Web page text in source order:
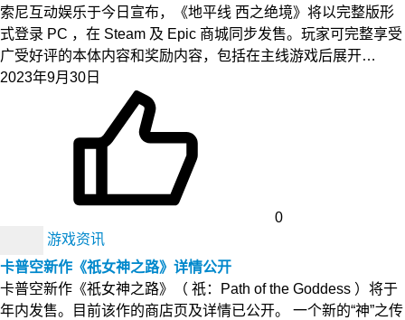
索尼互动娱乐于今日宣布，《地平线 西之绝境》将以完整版形
式登录 PC ，在 Steam 及 Epic 商城同步发售。玩家可完整享受
广受好评的本体内容和奖励内容，包括在主线游戏后展开…
2023年9月30日
0
游戏资讯
卡普空新作《祇女神之路》详情公开
卡普空新作《祇女神之路》（ 祇：Path of the Goddess ）将于
年内发售。目前该作的商店页及详情已公开。 一个新的“神”之传